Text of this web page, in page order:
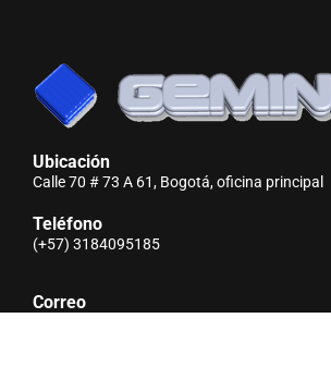
Ubicación
Calle 70 # 73 A 61, Bogotá, oficina principal
Teléfono
(+57) 3184095185
Correo